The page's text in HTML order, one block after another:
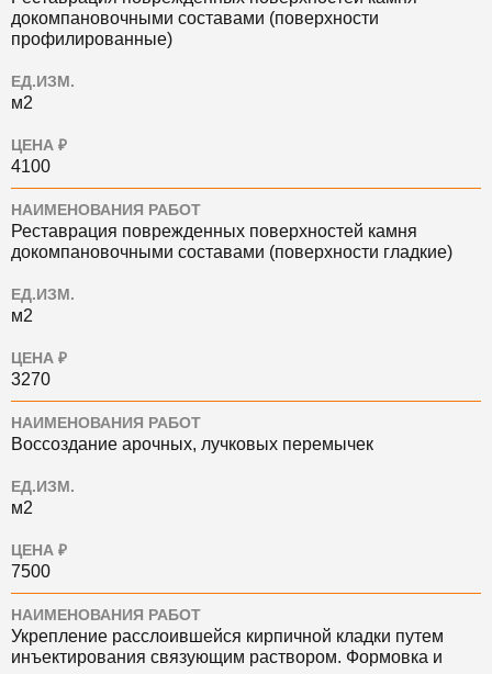
докомпановочными составами (поверхности
профилированные)
ЕД.ИЗМ.
м2
ЦЕНА ₽
4100
НАИМЕНОВАНИЯ РАБОТ
Реставрация поврежденных поверхностей камня
докомпановочными составами (поверхности гладкие)
ЕД.ИЗМ.
м2
ЦЕНА ₽
3270
НАИМЕНОВАНИЯ РАБОТ
Воссоздание арочных, лучковых перемычек
ЕД.ИЗМ.
м2
ЦЕНА ₽
7500
НАИМЕНОВАНИЯ РАБОТ
Укрепление расслоившейся кирпичной кладки путем
инъектирования связующим раствором. Формовка и